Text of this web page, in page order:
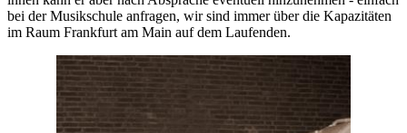
bei der Musikschule anfragen, wir sind immer über die Kapazitäten
im Raum Frankfurt am Main auf dem Laufenden.